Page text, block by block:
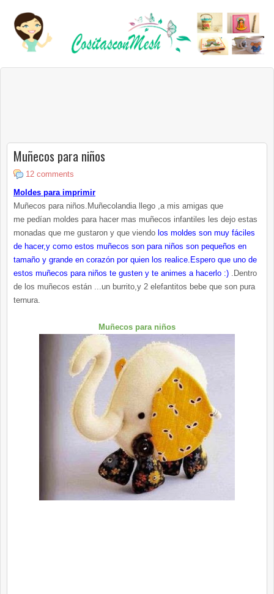
Muñecos para niños
12 comments
Moldes para imprimir
Muñecos para niños.Muñecolandia llego ,a mis amigas que
me pedían moldes para hacer mas muñecos infantiles les dejo estas
monadas que me gustaron y que viendo los moldes son muy fáciles
de hacer,y como estos muñecos son para niños son pequeños en
tamaño y grande en corazón por quien los realice.Espero que uno de
estos muñecos para niños te gusten y te animes a hacerlo :) .Dentro
de los muñecos están ...un burrito,y 2 elefantitos bebe que son pura
ternura.
Muñecos para niños